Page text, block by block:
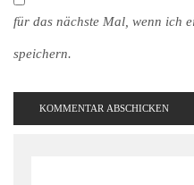
für das nächste Mal, wenn ich
speichern.